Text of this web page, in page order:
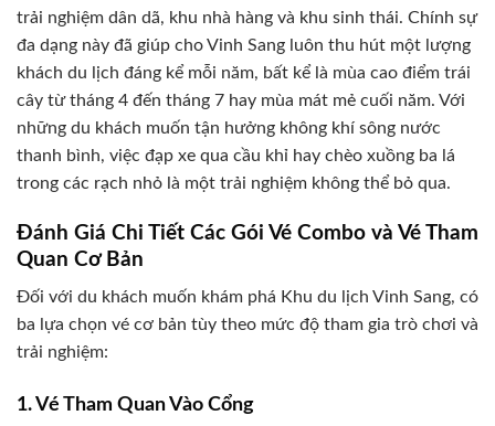
trải nghiệm dân dã, khu nhà hàng và khu sinh thái. Chính sự
đa dạng này đã giúp cho Vinh Sang luôn thu hút một lượng
khách du lịch đáng kể mỗi năm, bất kể là mùa cao điểm trái
cây từ tháng 4 đến tháng 7 hay mùa mát mẻ cuối năm. Với
những du khách muốn tận hưởng không khí sông nước
thanh bình, việc đạp xe qua cầu khỉ hay chèo xuồng ba lá
trong các rạch nhỏ là một trải nghiệm không thể bỏ qua.
Đánh Giá Chi Tiết Các Gói Vé Combo và Vé Tham
Quan Cơ Bản
Đối với du khách muốn khám phá Khu du lịch Vinh Sang, có
ba lựa chọn vé cơ bản tùy theo mức độ tham gia trò chơi và
trải nghiệm:
1. Vé Tham Quan Vào Cổng